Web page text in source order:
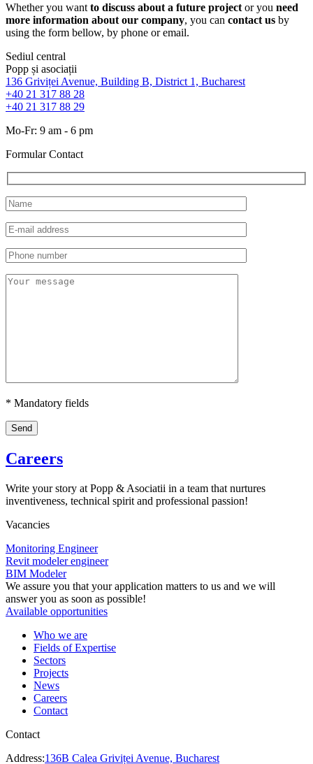
Whether you want to discuss about a future project or you need
more information about our company, you can contact us by
using the form bellow, by phone or email.
Sediul central
Popp și asociații
136 Griviței Avenue, Building B, District 1, Bucharest
+40 21 317 88 28
+40 21 317 88 29
Mo-Fr: 9 am - 6 pm
Formular Contact
* Mandatory fields
Careers
Write your story at Popp & Asociatii in a team that nurtures
inventiveness, technical spirit and professional passion!
Vacancies
Monitoring Engineer
Revit modeler engineer
BIM Modeler
We assure you that your application matters to us and we will
answer you as soon as possible!
Available opportunities
Who we are
Fields of Expertise
Sectors
Projects
News
Careers
Contact
Contact
Address:136B Calea Griviței Avenue, Bucharest